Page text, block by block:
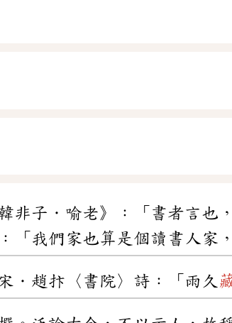
非子．喻老》：「書者言也
「我們家也算是個讀書人家
．趙抃〈書院〉詩：「雨久